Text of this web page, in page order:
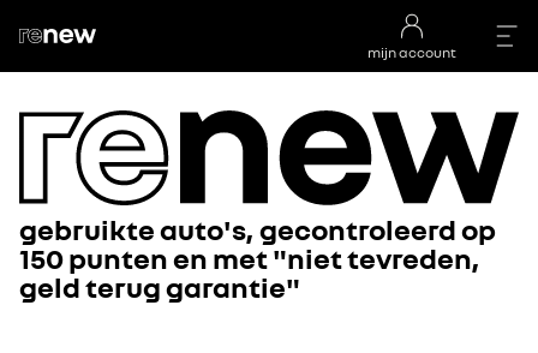
mijn account
gebruikte auto's, gecontroleerd op
150 punten en met "niet tevreden,
geld terug garantie"